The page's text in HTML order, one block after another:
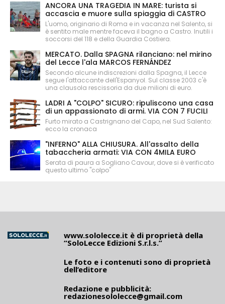
ANCORA UNA TRAGEDIA IN MARE: turista si
accascia e muore sulla spiaggia di CASTRO
L'uomo, originario di Roma e in vacanza nel Salento, si
è sentito male mentre faceva il bagno a Castro. Inutili i
soccorsi del 118 e della Guardia Costiera.
MERCATO. Dalla SPAGNA rilanciano: nel mirino
del Lecce l'ala MARCOS FERNÁNDEZ
Secondo alcune indiscrezioni dalla Spagna, il Lecce
segue l'attaccante dell'Espanyol. Sul classe 2003 c'è
una clausola rescissoria da due milioni di euro.
LADRI A "COLPO" SICURO: ripuliscono una casa
di un appassionato di armi. VIA CON 7 FUCILI
Furto mirato a Castrignano del Capo, nel Sud Salento:
ecco la cronaca
"INFERNO" ALLA CHIUSURA. All'assalto della
tabaccheria armati: VIA CON 4MILA EURO
Serata di paura a Sogliano Cavour, dove si è verificato
questo ultimo "colpo"
www.sololecce.it è di proprietà della
“SoloLecce Edizioni S.r.l.s.”
Le foto e i contenuti sono di proprietà
dell’editore
Redazione e pubblicità:
redazionesololecce@gmail.com